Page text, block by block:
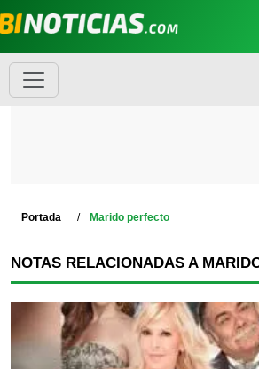
Portada Marido perfecto
NOTAS RELACIONADAS A